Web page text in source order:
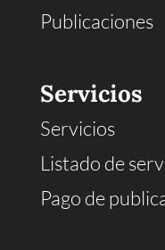
Publicaciones
Servicios
Servicios
Listado de
Pago de